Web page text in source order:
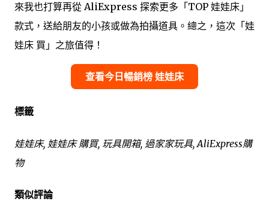
來我也打算再從 AliExpress 探索更多「TOP 娃娃床」
款式，送給朋友的小孩或做為拍攝道具。總之，這次「娃
娃床 買」之旅值得！
查看今日暢銷榜 娃娃床
標籤
娃娃床, 娃娃床 購買, 玩具開箱, 過家家玩具, AliExpress購
物
類似評論